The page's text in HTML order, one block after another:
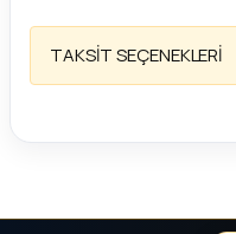
TAKSİT SEÇENEKLERİ